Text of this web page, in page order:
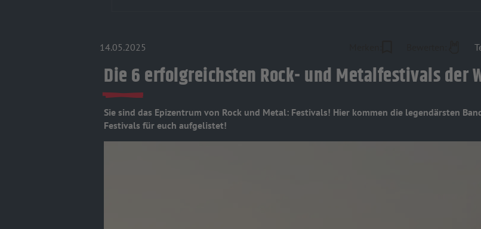
14.05.2025
Die 6 erfolgreichsten Rock- und Metalfestivals der
Sie sind das Epizentrum von Rock und Metal: Festivals! Hier kommen die legendärsten
Festivals für euch aufgelistet!